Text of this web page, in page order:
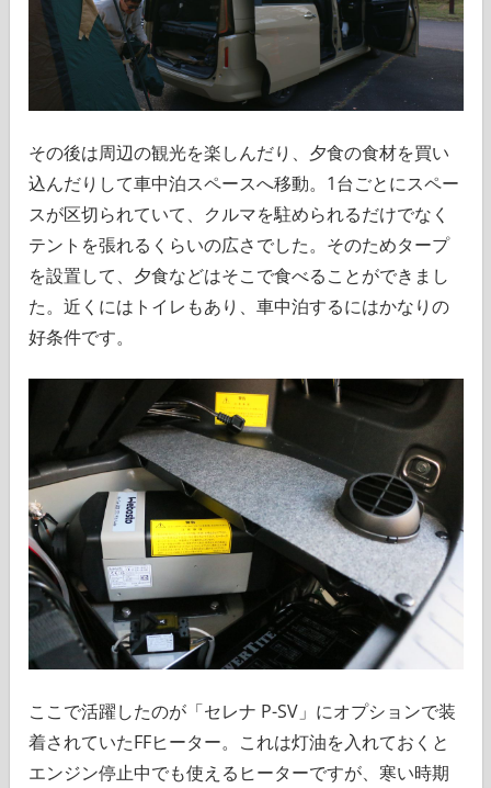
その後は周辺の観光を楽しんだり、夕食の食材を買い
込んだりして車中泊スペースへ移動。1台ごとにスペー
スが区切られていて、クルマを駐められるだけでなく
テントを張れるくらいの広さでした。そのためタープ
を設置して、夕食などはそこで食べることができまし
た。近くにはトイレもあり、車中泊するにはかなりの
好条件です。
ここで活躍したのが「セレナ P-SV」にオプションで装
着されていたFFヒーター。これは灯油を入れておくと
エンジン停止中でも使えるヒーターですが、寒い時期